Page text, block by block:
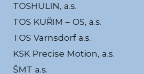
TOSHULIN, a.s.
TOS KUŘIM – OS, a.s.
TOS Varnsdorf a.s.
KSK Precise Motion, a.s.
ŠMT a.s.